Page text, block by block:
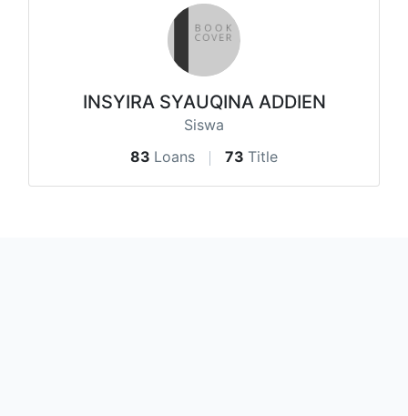
INSYIRA SYAUQINA ADDIEN
Siswa
83 Loans 73 Title